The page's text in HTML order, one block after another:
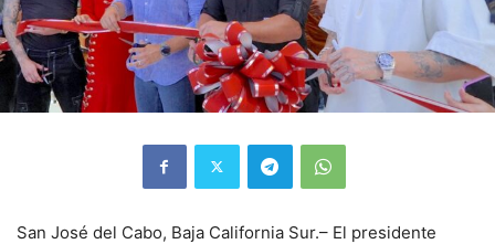
San José del Cabo, Baja California Sur.– El presidente